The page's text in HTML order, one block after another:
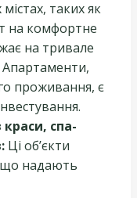
таких як
на комфортне
на тривале
Апартаменти,
проживання, є
спа-
Ці об’єкти
надають